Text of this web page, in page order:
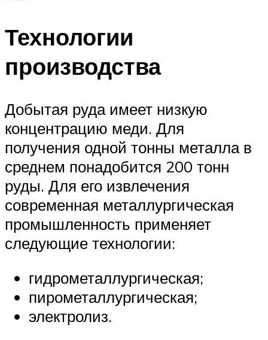
Технологии
производства
Добытая руда имеет низкую
концентрацию меди. Для
получения одной тонны металла в
среднем понадобится 200 тонн
руды. Для его извлечения
современная металлургическая
промышленность применяет
следующие технологии:
гидрометаллургическая;
пирометаллургическая;
электролиз.